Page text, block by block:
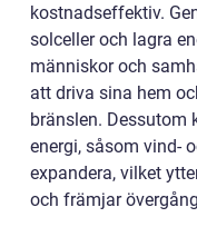
kostnadseffektiv.
solceller och lagra
människor och
att driva sina hem
bränslen. Dessutom
energi, såsom vind-
expandera, vilket
och främjar